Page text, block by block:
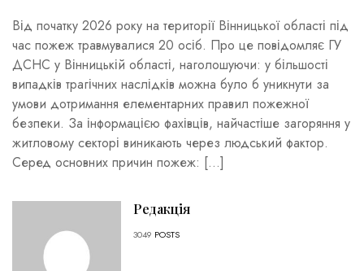
Від початку 2026 року на території Вінницької області під
час пожеж травмувалися 20 осіб. Про це повідомляє ГУ
ДСНС у Вінницькій області, наголошуючи: у більшості
випадків трагічних наслідків можна було б уникнути за
умови дотримання елементарних правил пожежної
безпеки. За інформацією фахівців, найчастіше загоряння у
житловому секторі виникають через людський фактор.
Серед основних причин пожеж: […]
Редакція
3049 POSTS